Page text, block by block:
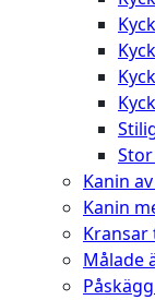
Kanin
Kanin
Kransar
Målade